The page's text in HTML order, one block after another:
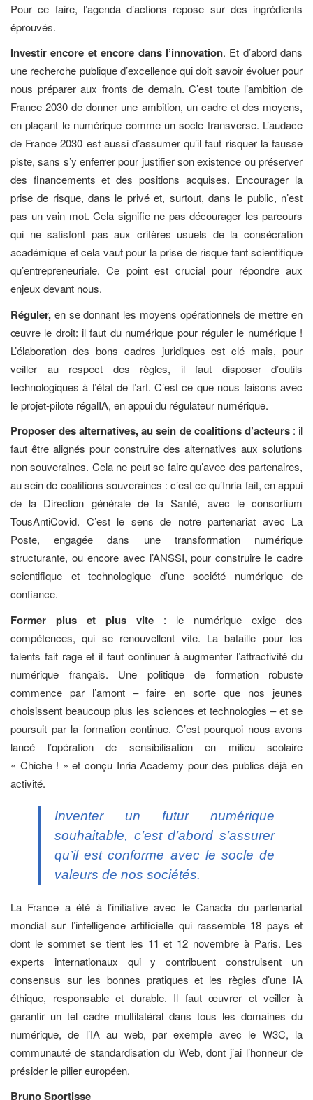
Pour ce faire, l’agenda d’actions repose sur des ingrédients
éprouvés.
Investir encore et encore dans l’innovation. Et d’abord dans
une recherche publique d’excellence qui doit savoir évoluer pour
nous préparer aux fronts de demain. C’est toute l’ambition de
France 2030 de donner une ambition, un cadre et des moyens,
en plaçant le numérique comme un socle transverse. L’audace
de France 2030 est aussi d’assumer qu’il faut risquer la fausse
piste, sans s’y enferrer pour justifier son existence ou préserver
des financements et des positions acquises. Encourager la
prise de risque, dans le privé et, surtout, dans le public, n’est
pas un vain mot. Cela signifie ne pas décourager les parcours
qui ne satisfont pas aux critères usuels de la consécration
académique et cela vaut pour la prise de risque tant scientifique
qu’entrepreneuriale. Ce point est crucial pour répondre aux
enjeux devant nous.
Réguler, en se donnant les moyens opérationnels de mettre en
œuvre le droit: il faut du numérique pour réguler le numérique !
L’élaboration des bons cadres juridiques est clé mais, pour
veiller au respect des règles, il faut disposer d’outils
technologiques à l’état de l’art. C’est ce que nous faisons avec
le projet-pilote régalIA, en appui du régulateur numérique.
Proposer des alternatives, au sein de coalitions d’acteurs : il
faut être alignés pour construire des alternatives aux solutions
non souveraines. Cela ne peut se faire qu’avec des partenaires,
au sein de coalitions souveraines : c’est ce qu’Inria fait, en appui
de la Direction générale de la Santé, avec le consortium
TousAntiCovid. C’est le sens de notre partenariat avec La
Poste, engagée dans une transformation numérique
structurante, ou encore avec l’ANSSI, pour construire le cadre
scientifique et technologique d’une société numérique de
confiance.
Former plus et plus vite : le numérique exige des
compétences, qui se renouvellent vite. La bataille pour les
talents fait rage et il faut continuer à augmenter l’attractivité du
numérique français. Une politique de formation robuste
commence par l’amont – faire en sorte que nos jeunes
choisissent beaucoup plus les sciences et technologies – et se
poursuit par la formation continue. C’est pourquoi nous avons
lancé l’opération de sensibilisation en milieu scolaire
« Chiche ! » et conçu Inria Academy pour des publics déjà en
activité.
Inventer un futur numérique
souhaitable, c’est d’abord s’assurer
qu’il est conforme avec le socle de
valeurs de nos sociétés.
La France a été à l’initiative avec le Canada du partenariat
mondial sur l’intelligence artificielle qui rassemble 18 pays et
dont le sommet se tient les 11 et 12 novembre à Paris. Les
experts internationaux qui y contribuent construisent un
consensus sur les bonnes pratiques et les règles d’une IA
éthique, responsable et durable. Il faut œuvrer et veiller à
garantir un tel cadre multilatéral dans tous les domaines du
numérique, de l’IA au web, par exemple avec le W3C, la
communauté de standardisation du Web, dont j’ai l’honneur de
présider le pilier européen.
Bruno Sportisse